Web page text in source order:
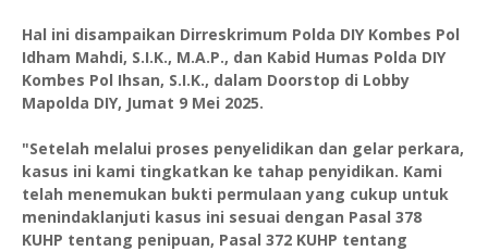
Hal ini disampaikan Dirreskrimum Polda DIY Kombes Pol
Idham Mahdi, S.I.K., M.A.P., dan Kabid Humas Polda DIY
Kombes Pol Ihsan, S.I.K., dalam Doorstop di Lobby
Mapolda DIY, Jumat 9 Mei 2025.
"Setelah melalui proses penyelidikan dan gelar perkara,
kasus ini kami tingkatkan ke tahap penyidikan. Kami
telah menemukan bukti permulaan yang cukup untuk
menindaklanjuti kasus ini sesuai dengan Pasal 378
KUHP tentang penipuan, Pasal 372 KUHP tentang